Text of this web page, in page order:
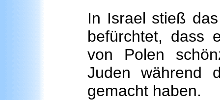
In Israel stieß
befürchtet, dass
von Polen
Juden während
gemacht haben.